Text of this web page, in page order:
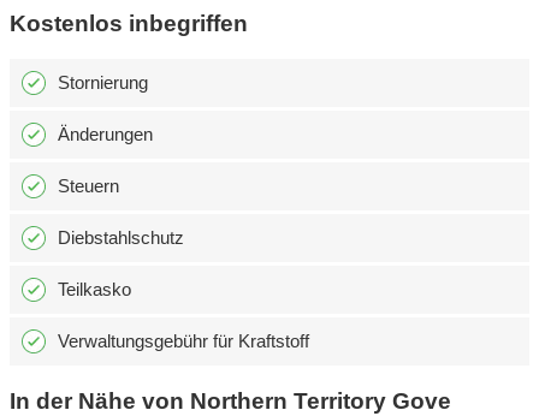
Kostenlos inbegriffen
Stornierung
Änderungen
Steuern
Diebstahlschutz
Teilkasko
Verwaltungsgebühr für Kraftstoff
In der Nähe von Northern Territory Gove